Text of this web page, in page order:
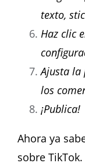
texto,
Haz clic
Ajusta la
los
¡Publica!
Ahora ya
sobre